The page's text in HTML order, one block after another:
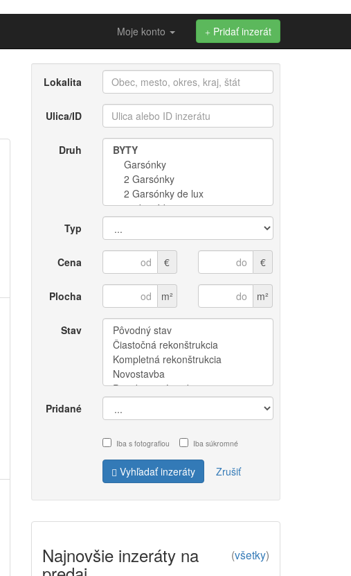
Moje konto Pridať inzerát
Lokalita
Ulica/ID
Druh
Typ
Cena € €
Plocha m² m²
Stav
Pridané
Iba s fotografiou Iba súkromné
Vyhľadať inzeráty Zrušiť
(všetky)
Najnovšie inzeráty na